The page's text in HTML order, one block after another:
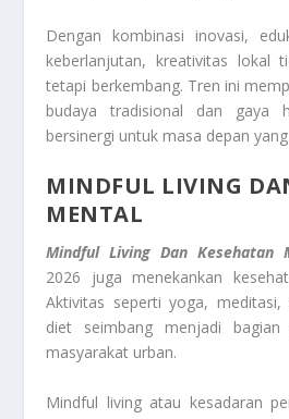
Dengan kombinasi inovasi,
keberlanjutan, kreativitas lokal
tetapi berkembang. Tren ini
budaya tradisional dan gaya
bersinergi untuk masa depan
MINDFUL LIVING
MENTAL
Mindful Living Dan Kesehatan
2026 juga menekankan
Aktivitas seperti yoga,
diet seimbang menjadi
masyarakat urban.
Mindful living atau kesadaran